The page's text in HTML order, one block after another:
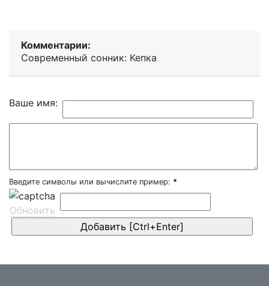
Комментарии:
Современный сонник: Кепка
Ваше имя:
Введите символы или вычислите пример: *
Обновить